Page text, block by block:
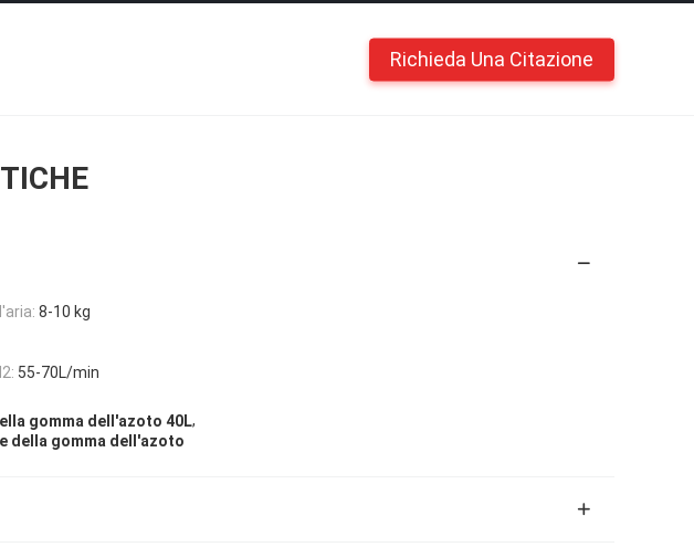
Richieda Una Citazione
8-10 kg
55-70L/min
gomma dell'azoto 40L,
della gomma dell'azoto